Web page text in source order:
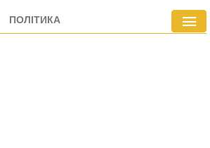
ПОЛІТИКА